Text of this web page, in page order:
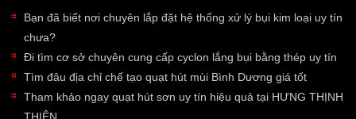
Bạn đã biết nơi chuyên lắp đặt hệ thống xử lý bụi kim loại uy tín
chưa?
Đi tìm cơ sở chuyên cung cấp cyclon lắng bụi bằng thép uy tín
Tìm đâu địa chỉ chế tạo quạt hút mùi Bình Dương giá tốt
Tham khảo ngay quạt hút sơn uy tín hiệu quả tại HƯNG THỊNH